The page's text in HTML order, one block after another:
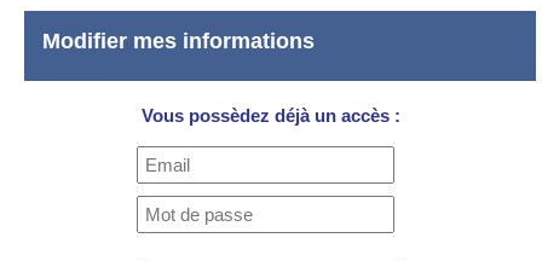
Modifier mes informations
Vous possèdez déjà un accès :